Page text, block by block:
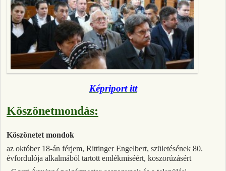
Képriport itt
Köszönetmondás:
Köszönetet mondok
az október 18-án férjem, Rittinger Engelbert, születésének 80.
évfordulója alkalmából tartott emlékmiséért, koszorúzásért